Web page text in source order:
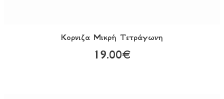
Κορνιζα Mικρή Tετράγωνη
19.00€